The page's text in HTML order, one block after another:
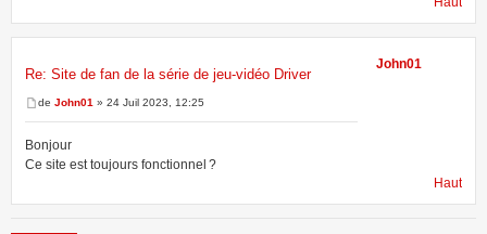
Re: Site de fan de la série de jeu-vidéo Driver
de John01 » 24 Juil 2023, 12:25
Bonjour
Ce site est toujours fonctionnel ?
John01
Haut